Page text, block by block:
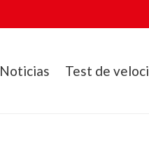
Noticias Test de